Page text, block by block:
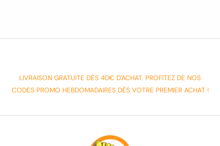
LIVRAISON GRATUITE DÈS 40€ D'ACHAT. PROFITEZ DE NOS
CODES PROMO HEBDOMADAIRES DÈS VOTRE PREMIER ACHAT !